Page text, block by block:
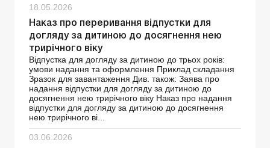
18.05.2026
Наказ про переривання відпустки для
догляду за дитиною до досягнення нею
трирічного віку
Відпустка для догляду за дитиною до трьох років:
умови надання та оформлення Приклад складання
Зразок для завантаження Див. також: Заява про
надання відпустки для догляду за дитиною до
досягнення нею трирічного віку Наказ про надання
відпустки для догляду за дитиною до досягнення
нею трирічного ві...
03.06.2026